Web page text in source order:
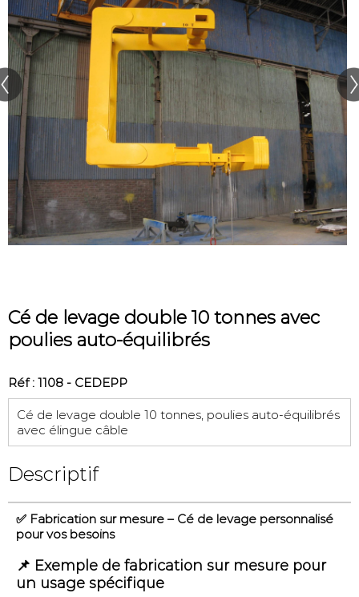
Cé de levage double 10 tonnes avec
poulies auto-équilibrés
Réf : 1108 - CEDEPP
Cé de levage double 10 tonnes, poulies auto-équilibrés
avec élingue câble
Descriptif
✅ Fabrication sur mesure – Cé de levage personnalisé
pour vos besoins
📌 Exemple de fabrication sur mesure pour
un usage spécifique